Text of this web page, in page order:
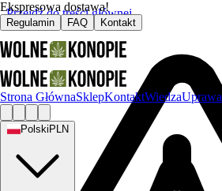
Przejdź do treści głównej
Ekspresowa dostawa!
Regulamin FAQ Kontakt
Strona GłównaSklepKontaktWiedzaUprawa
Polski PLN